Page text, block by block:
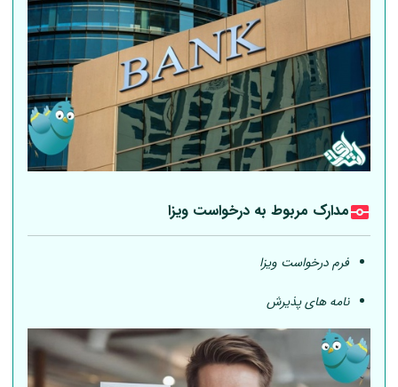
مدارک مربوط به درخواست ویزا
فرم درخواست ویزا
نامه های پذیرش